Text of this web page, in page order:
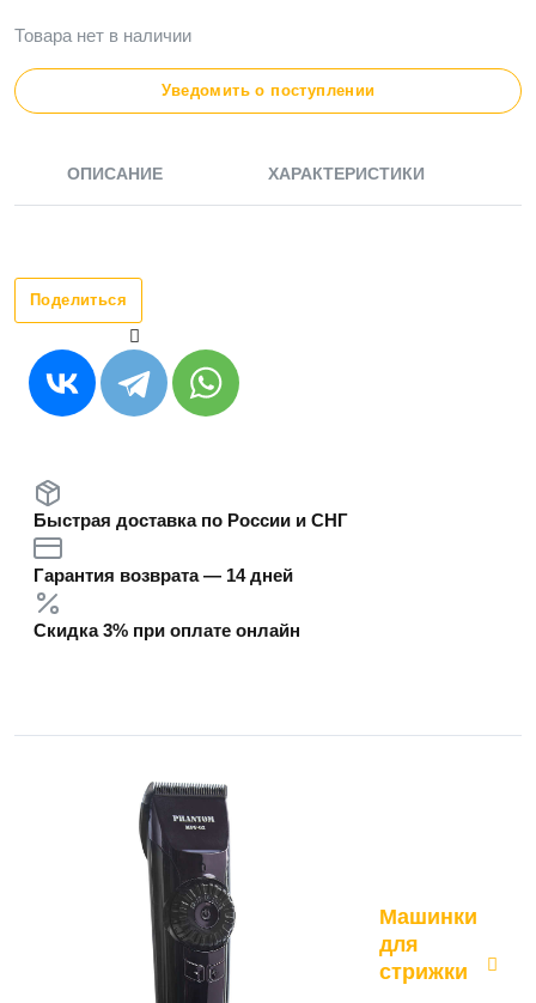
Товара нет в наличии
Уведомить о поступлении
ОПИСАНИЕ ХАРАКТЕРИСТИКИ
Поделиться
Быстрая доставка по России и СНГ
Гарантия возврата — 14 дней
Скидка 3% при оплате онлайн
Машинки
для
стрижки